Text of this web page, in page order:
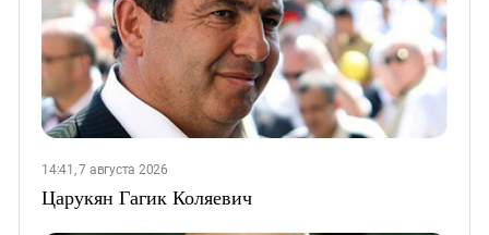
14:41, 7 августа 2026
Царукян Гагик Коляевич